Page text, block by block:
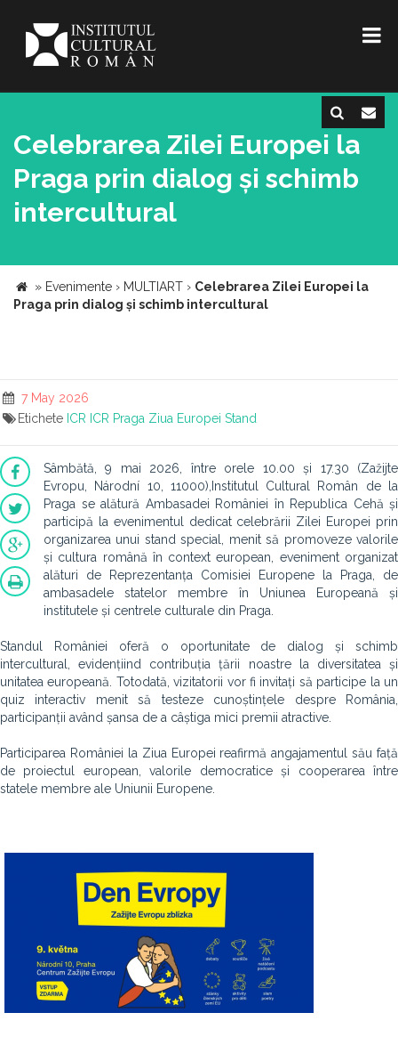
Celebrarea Zilei Europei la
Praga prin dialog și schimb
intercultural
» Evenimente › MULTIART › Celebrarea Zilei Europei la
Praga prin dialog și schimb intercultural
7 May 2026
Etichete ICR ICR Praga Ziua Europei Stand
Sâmbătă, 9 mai 2026, între orele 10.00 și 17.30 (Zažijte
Evropu, Národní 10, 11000),Institutul Cultural Român de la
Praga se alătură Ambasadei României în Republica Cehă și
participă la evenimentul dedicat celebrării Zilei Europei prin
organizarea unui stand special, menit să promoveze valorile
și cultura română în context european, eveniment organizat
alături de Reprezentanța Comisiei Europene la Praga, de
ambasadele statelor membre în Uniunea Europeană și
institutele și centrele culturale din Praga.
Standul României oferă o oportunitate de dialog și schimb
intercultural, evidențiind contribuția țării noastre la diversitatea și
unitatea europeană. Totodată, vizitatorii vor fi invitați să participe la un
quiz interactiv menit să testeze cunoștințele despre România,
participanții având șansa de a câștiga mici premii atractive.
Participarea României la Ziua Europei reafirmă angajamentul său față
de proiectul european, valorile democratice și cooperarea între
statele membre ale Uniunii Europene.